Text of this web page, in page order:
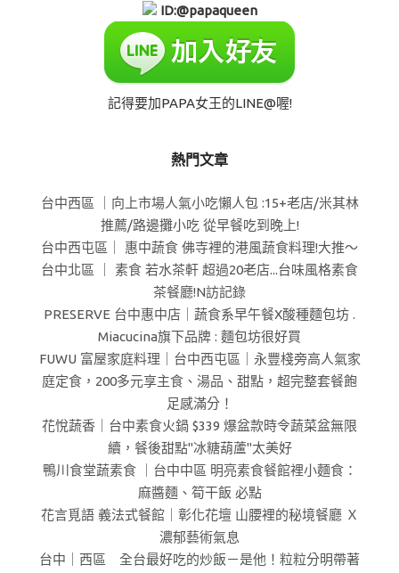
ID:@papaqueen
記得要加PAPA女王的LINE@喔!
熱門文章
台中西區 ｜向上市場人氣小吃懶人包 :15+老店/米其林
推薦/路邊攤小吃 從早餐吃到晚上!
台中西屯區｜ 惠中蔬食 佛寺裡的港風蔬食料理!大推～
台中北區 ｜ 素食 若水茶軒 超過20老店...台味風格素食
茶餐廳!N訪記錄
PRESERVE 台中惠中店｜蔬食系早午餐X酸種麵包坊 .
Miacucina旗下品牌 : 麵包坊很好買
FUWU 富屋家庭料理｜台中西屯區｜永豐棧旁高人氣家
庭定食，200多元享主食、湯品、甜點，超完整套餐飽
足感滿分！
花悅蔬香｜台中素食火鍋 $339 爆盆款時令蔬菜盆無限
續，餐後甜點"冰糖葫蘆"太美好
鴨川食堂蔬素食 ｜台中中區 明亮素食餐館裡小麵食：
麻醬麵、筍干飯 必點
花言覓語 義法式餐館｜彰化花壇 山腰裡的秘境餐廳 Ｘ
濃郁藝術氣息
台中｜西區 全台最好吃的炒飯－是他！粒粒分明帶著